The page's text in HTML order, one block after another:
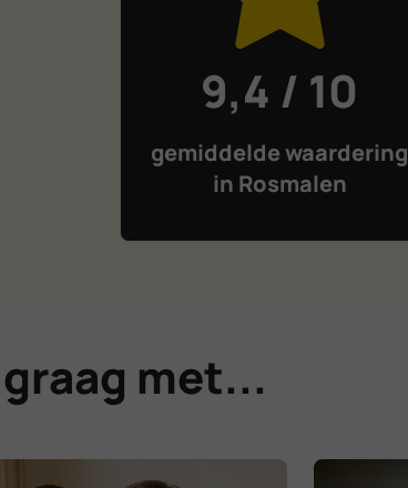
9,4 / 10
gemiddelde waardering
in Rosmalen
met...